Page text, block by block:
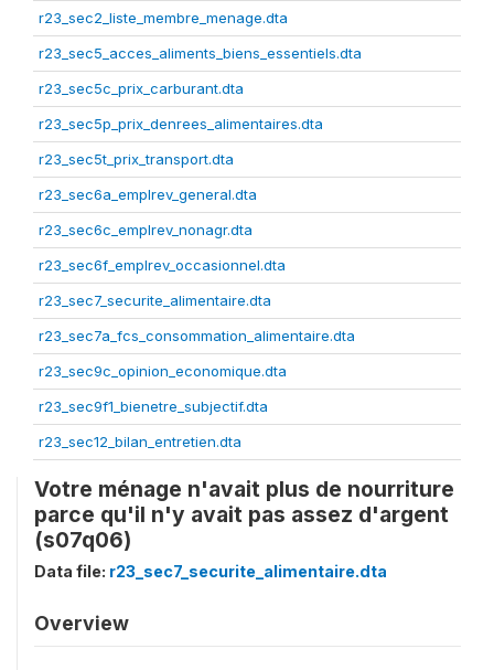
r23_sec2_liste_membre_menage.dta
r23_sec5_acces_aliments_biens_essentiels.dta
r23_sec5c_prix_carburant.dta
r23_sec5p_prix_denrees_alimentaires.dta
r23_sec5t_prix_transport.dta
r23_sec6a_emplrev_general.dta
r23_sec6c_emplrev_nonagr.dta
r23_sec6f_emplrev_occasionnel.dta
r23_sec7_securite_alimentaire.dta
r23_sec7a_fcs_consommation_alimentaire.dta
r23_sec9c_opinion_economique.dta
r23_sec9f1_bienetre_subjectif.dta
r23_sec12_bilan_entretien.dta
Votre ménage n'avait plus de nourriture
parce qu'il n'y avait pas assez d'argent
(s07q06)
Data file: r23_sec7_securite_alimentaire.dta
Overview